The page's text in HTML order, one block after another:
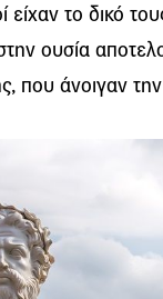
είχαν το δικό
ουσία
που άνοιγαν